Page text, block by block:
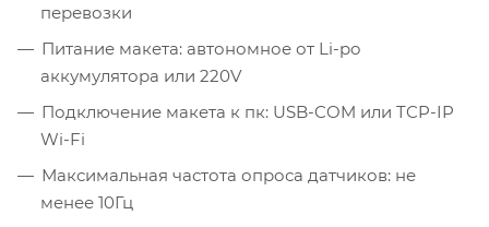
перевозки
Питание макета: автономное от Li-po
аккумулятора или 220V
Подключение макета к пк: USB-COM или TCP-IP
Wi-Fi
Максимальная частота опроса датчиков: не
менее 10Гц